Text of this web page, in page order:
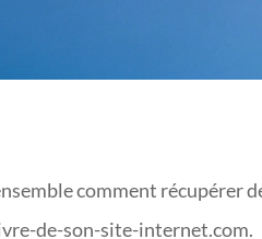
comment récupérer
de-son-site-internet.com.